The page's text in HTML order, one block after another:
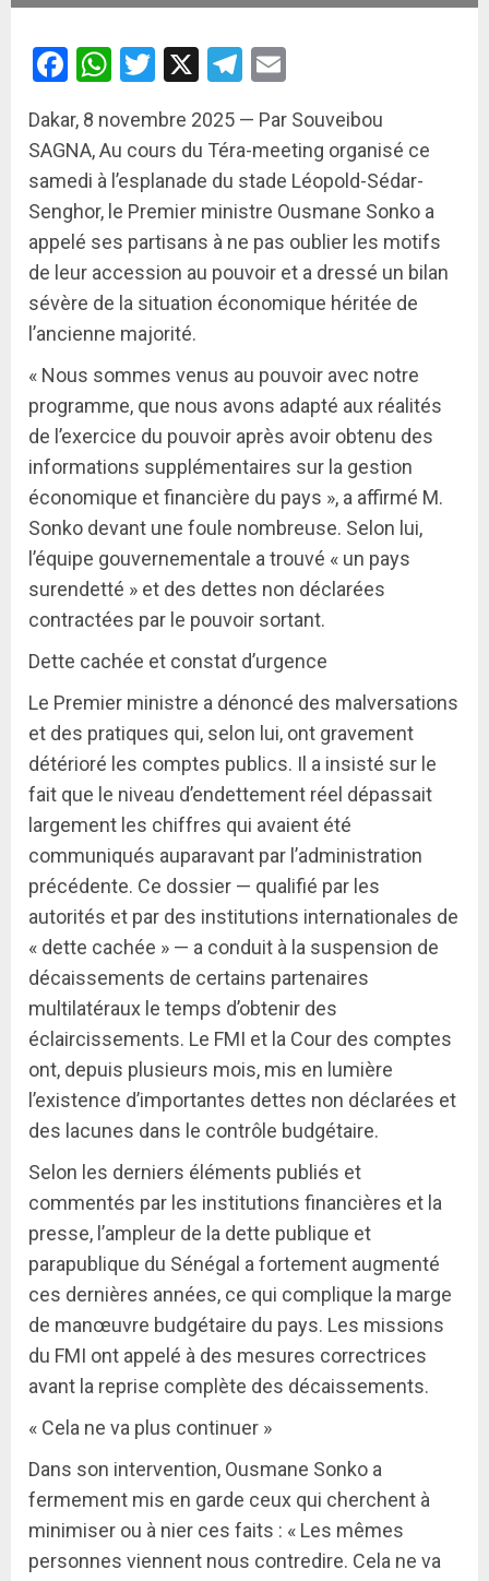
Facebook
WhatsApp
Twitter
X Telegram
Dakar, 8 novembre 2025 — Par Souveibou
SAGNA, Au cours du Téra-meeting organisé ce
samedi à l’esplanade du stade Léopold-Sédar-
Senghor, le Premier ministre Ousmane Sonko a
appelé ses partisans à ne pas oublier les motifs
de leur accession au pouvoir et a dressé un bilan
sévère de la situation économique héritée de
l’ancienne majorité.
« Nous sommes venus au pouvoir avec notre
programme, que nous avons adapté aux réalités
de l’exercice du pouvoir après avoir obtenu des
informations supplémentaires sur la gestion
économique et financière du pays », a affirmé M.
Sonko devant une foule nombreuse. Selon lui,
l’équipe gouvernementale a trouvé « un pays
surendetté » et des dettes non déclarées
contractées par le pouvoir sortant.
Dette cachée et constat d’urgence
Le Premier ministre a dénoncé des malversations
et des pratiques qui, selon lui, ont gravement
détérioré les comptes publics. Il a insisté sur le
fait que le niveau d’endettement réel dépassait
largement les chiffres qui avaient été
communiqués auparavant par l’administration
précédente. Ce dossier — qualifié par les
autorités et par des institutions internationales de
« dette cachée » — a conduit à la suspension de
décaissements de certains partenaires
multilatéraux le temps d’obtenir des
éclaircissements. Le FMI et la Cour des comptes
ont, depuis plusieurs mois, mis en lumière
l’existence d’importantes dettes non déclarées et
des lacunes dans le contrôle budgétaire.
Selon les derniers éléments publiés et
commentés par les institutions financières et la
presse, l’ampleur de la dette publique et
parapublique du Sénégal a fortement augmenté
ces dernières années, ce qui complique la marge
de manœuvre budgétaire du pays. Les missions
du FMI ont appelé à des mesures correctrices
avant la reprise complète des décaissements.
« Cela ne va plus continuer »
Dans son intervention, Ousmane Sonko a
fermement mis en garde ceux qui cherchent à
minimiser ou à nier ces faits : « Les mêmes
personnes viennent nous contredire. Cela ne va